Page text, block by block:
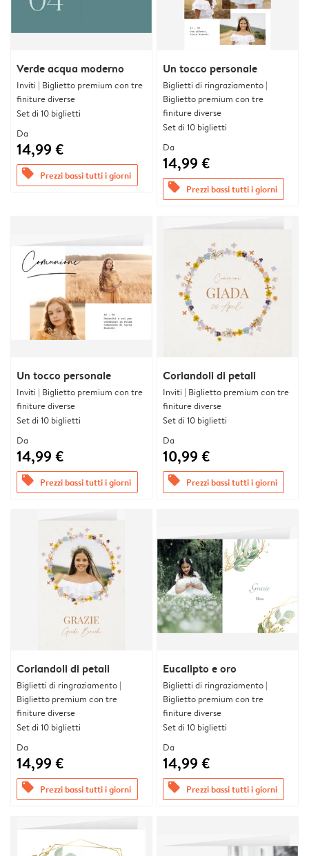
Verde acqua moderno
Inviti | Biglietto premium con tre
finiture diverse
Set di 10 biglietti
Da
14,99 €
offers Prezzi bassi tutti i giorni
Un tocco personale
Biglietti di ringraziamento |
Biglietto premium con tre
finiture diverse
Set di 10 biglietti
Da
14,99 €
offers Prezzi bassi tutti i giorni
Un tocco personale
Inviti | Biglietto premium con tre
finiture diverse
Set di 10 biglietti
Da
14,99 €
offers Prezzi bassi tutti i giorni
Coriandoli di petali
Inviti | Biglietto premium con tre
finiture diverse
Set di 10 biglietti
Da
10,99 €
offers Prezzi bassi tutti i giorni
Coriandoli di petali
Biglietti di ringraziamento |
Biglietto premium con tre
finiture diverse
Set di 10 biglietti
Da
14,99 €
offers Prezzi bassi tutti i giorni
Eucalipto e oro
Biglietti di ringraziamento |
Biglietto premium con tre
finiture diverse
Set di 10 biglietti
Da
14,99 €
offers Prezzi bassi tutti i giorni